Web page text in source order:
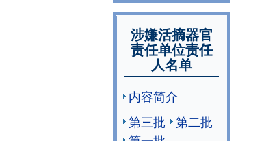
涉嫌活摘器官
责任单位责任
人名单
内容简介
第三批
第二批